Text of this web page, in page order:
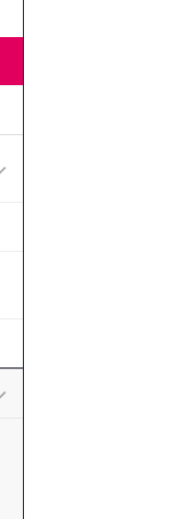
Undermeny för
Undermeny för Aktuellt